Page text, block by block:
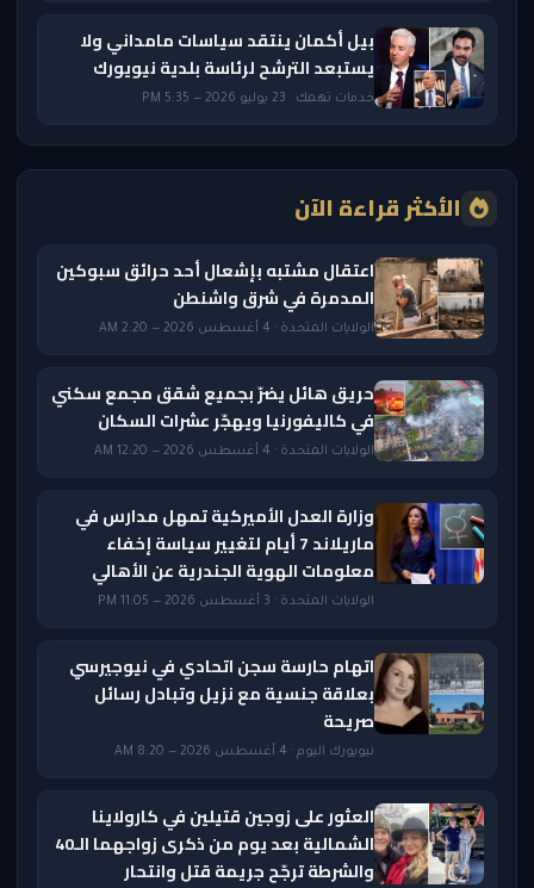
بيل أكمان ينتقد سياسات مامداني ولا
يستبعد الترشح لرئاسة بلدية نيويورك
خدمات تهمك · 23 يوليو 2026 — 5:35 PM
الأكثر قراءة الآن
اعتقال مشتبه بإشعال أحد حرائق سبوكين
المدمرة في شرق واشنطن
الولايات المتحدة · 4 أغسطس 2026 — 2:20 AM
حريق هائل يضرّ بجميع شقق مجمع سكني
في كاليفورنيا ويهجّر عشرات السكان
الولايات المتحدة · 4 أغسطس 2026 — 12:20 AM
وزارة العدل الأميركية تمهل مدارس في
ماريلاند 7 أيام لتغيير سياسة إخفاء
معلومات الهوية الجندرية عن الأهالي
الولايات المتحدة · 3 أغسطس 2026 — 11:05 PM
اتهام حارسة سجن اتحادي في نيوجيرسي
بعلاقة جنسية مع نزيل وتبادل رسائل
صريحة
نيويورك اليوم · 4 أغسطس 2026 — 8:20 AM
العثور على زوجين قتيلين في كارولاينا
الشمالية بعد يوم من ذكرى زواجهما الـ40
والشرطة ترجّح جريمة قتل وانتحار